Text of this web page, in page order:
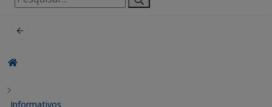
por:
Informativos